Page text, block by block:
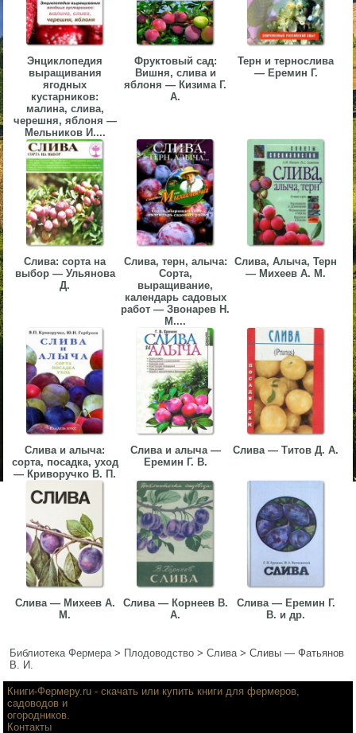
Энциклопедия
выращивания
ягодных
кустарников:
малина, слива,
черешня, яблоня —
Мельников И....
Фруктовый сад:
Вишня, слива и
яблоня — Кизима Г.
А.
Терн и тернослива
— Еремин Г.
Слива: сорта на
выбор — Ульянова
Д.
Слива, терн, алыча:
Сорта,
выращивание,
календарь садовых
работ — Звонарев Н.
М....
Слива, Алыча, Терн
— Михеев А. М.
Слива и алыча:
сорта, посадка, уход
— Криворучко В. П.
Слива и алыча —
Еремин Г. В.
Слива — Титов Д. А.
Слива — Михеев А.
М.
Слива — Корнеев В.
А.
Слива — Еремин Г.
В. и др.
Библиотека Фермера> Плодоводство >Слива>Сливы — Фатьянов
В. И.
▼
▼
▼
▼
Книги-Фермеру.ru - скачать или купить книги для фермеров,
садоводов и
огородников.
Контакты